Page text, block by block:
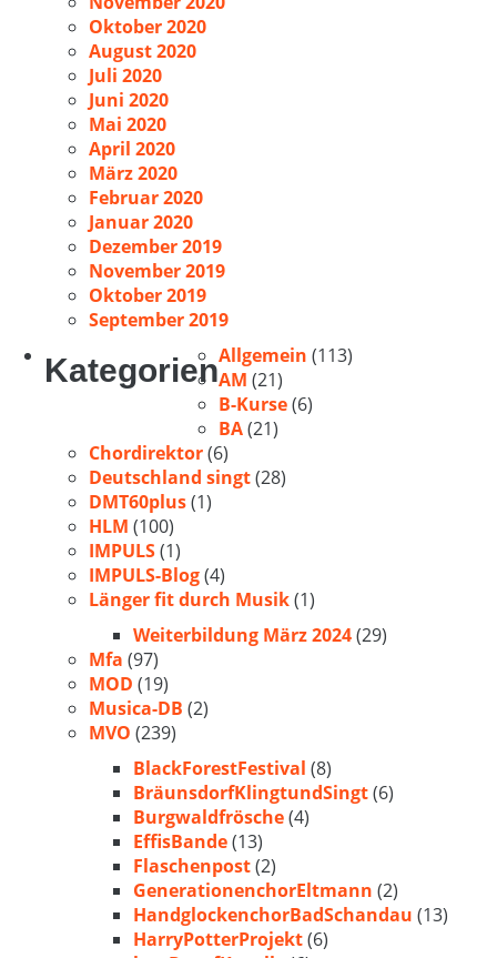
Oktober 2020
August 2020
Juli 2020
Juni 2020
Mai 2020
April 2020
März 2020
Februar 2020
Januar 2020
Dezember 2019
November 2019
Oktober 2019
September 2019
KategorienAllgemein (113)
AM (21)
B-Kurse(6)
BA(21)
Chordirektor(6)
Deutschland singt(28)
DMT60plus(1)
HLM (100)
IMPULS(1)
IMPULS-Blog(4)
Länger fit durch Musik(1)
Weiterbildung März 2024(29)
Mfa (97)
MOD (19)
Musica-DB (2)
MVO (239)
BlackForestFestival (8)
BräunsdorfKlingtundSingt(6)
Burgwaldfrösche(4)
EffisBande(13)
Flaschenpost(2)
GenerationenchorEltmann (2)
HandglockenchorBadSchandau (13)
HarryPotterProjekt(6)